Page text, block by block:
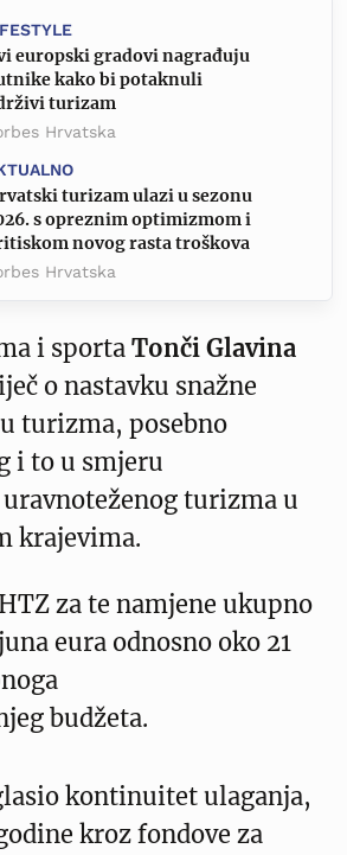
europski gradovi nagrađuju
kako bi potaknuli
turizam
Hrvatska
turizam ulazi u sezonu
s opreznim optimizmom i
novog rasta troškova
Hrvatska
i sporta Tonči Glavina
o nastavku snažne
turizma, posebno
i to u smjeru
turizma u
krajevima.
za te namjene ukupno
eura odnosno oko 21
budžeta.
kontinuitet ulaganja,
kroz fondove za